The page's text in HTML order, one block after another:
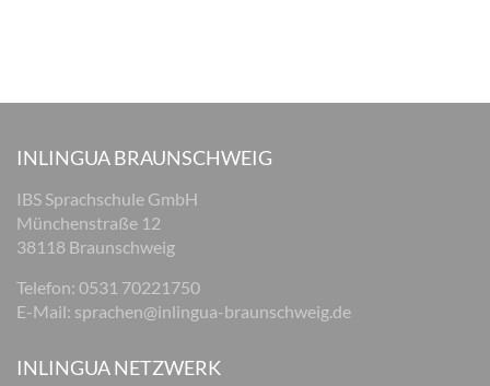
INLINGUA BRAUNSCHWEIG
IBS Sprachschule GmbH
Münchenstraße 12
38118 Braunschweig
Telefon: 0531 70221750
E-Mail: sprachen@inlingua-braunschweig.de
INLINGUA NETZWERK